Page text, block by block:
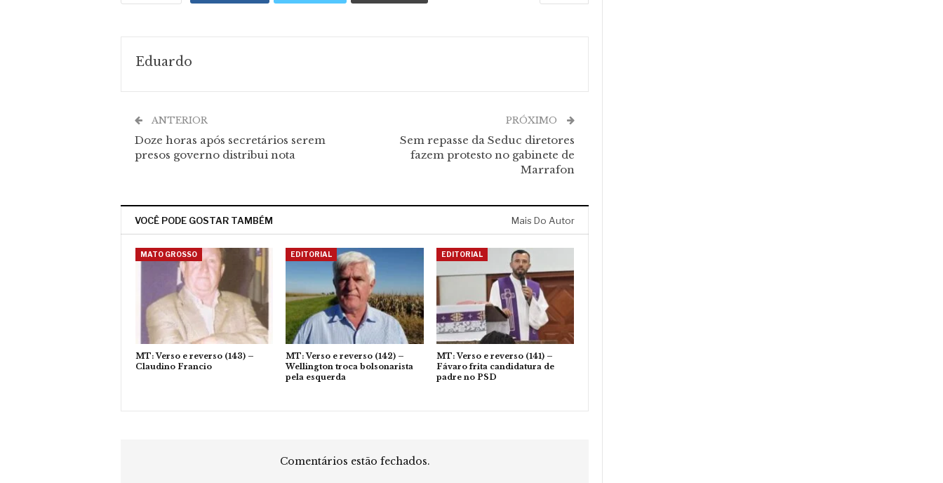
Eduardo
ANTERIOR
Doze horas após secretários serem
presos governo distribui nota
PRÓXIMO
Sem repasse da Seduc diretores
fazem protesto no gabinete de
Marrafon
VOCÊ PODE GOSTAR TAMBÉM Mais Do Autor
MATO GROSSO
MT: Verso e reverso (143) –
Claudino Francio
EDITORIAL
MT: Verso e reverso (142) –
Wellington troca bolsonarista
pela esquerda
EDITORIAL
MT: Verso e reverso (141) –
Fávaro frita candidatura de
padre no PSD
Comentários estão fechados.